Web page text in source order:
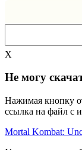
X
Не могу
Нажимая кнопку
ссылка на файл с
Mortal Kombat: